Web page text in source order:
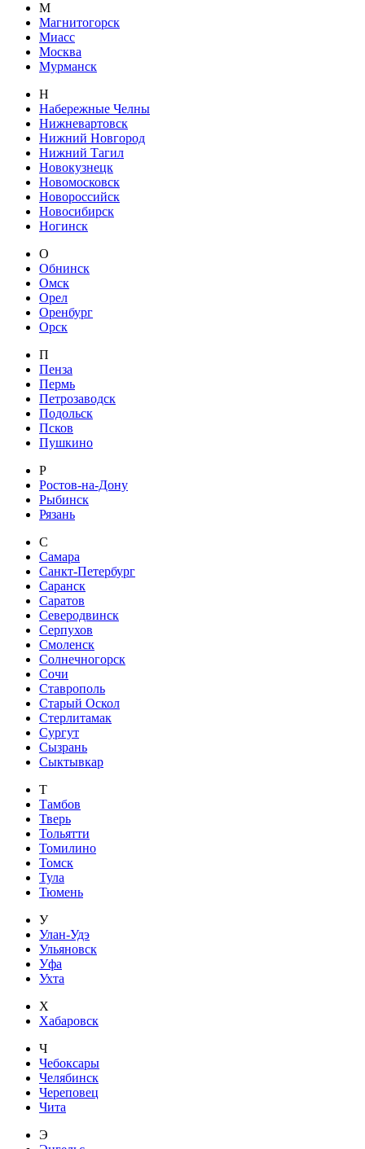
М
Магнитогорск
Миасс
Москва
Мурманск
Н
Набережные Челны
Нижневартовск
Нижний Новгород
Нижний Тагил
Новокузнецк
Новомосковск
Новороссийск
Новосибирск
Ногинск
О
Обнинск
Омск
Орел
Оренбург
Орск
П
Пенза
Пермь
Петрозаводск
Подольск
Псков
Пушкино
Р
Ростов-на-Дону
Рыбинск
Рязань
С
Самара
Санкт-Петербург
Саранск
Саратов
Северодвинск
Серпухов
Смоленск
Солнечногорск
Сочи
Ставрополь
Старый Оскол
Стерлитамак
Сургут
Сызрань
Сыктывкар
Т
Тамбов
Тверь
Тольятти
Томилино
Томск
Тула
Тюмень
У
Улан-Удэ
Ульяновск
Уфа
Ухта
Х
Хабаровск
Ч
Чебоксары
Челябинск
Череповец
Чита
Э